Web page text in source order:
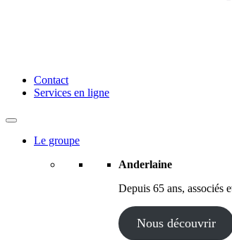
Anderlaine | Conseil – Expert comptable – Avocat
Contact
Services en ligne
Le groupe
Anderlaine
Depuis 65 ans, associés
Nous découvrir